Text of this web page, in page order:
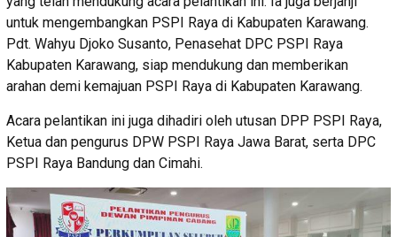
untuk mengembangkan PSPI Raya di Kabupaten Karawang.
Pdt. Wahyu Djoko Susanto, Penasehat DPC PSPI Raya
Kabupaten Karawang, siap mendukung dan memberikan
arahan demi kemajuan PSPI Raya di Kabupaten Karawang.
Acara pelantikan ini juga dihadiri oleh utusan DPP PSPI Raya,
Ketua dan pengurus DPW PSPI Raya Jawa Barat, serta DPC
PSPI Raya Bandung dan Cimahi.